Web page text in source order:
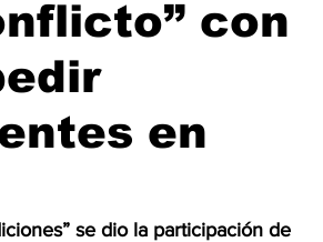
con
en
se dio la participación de